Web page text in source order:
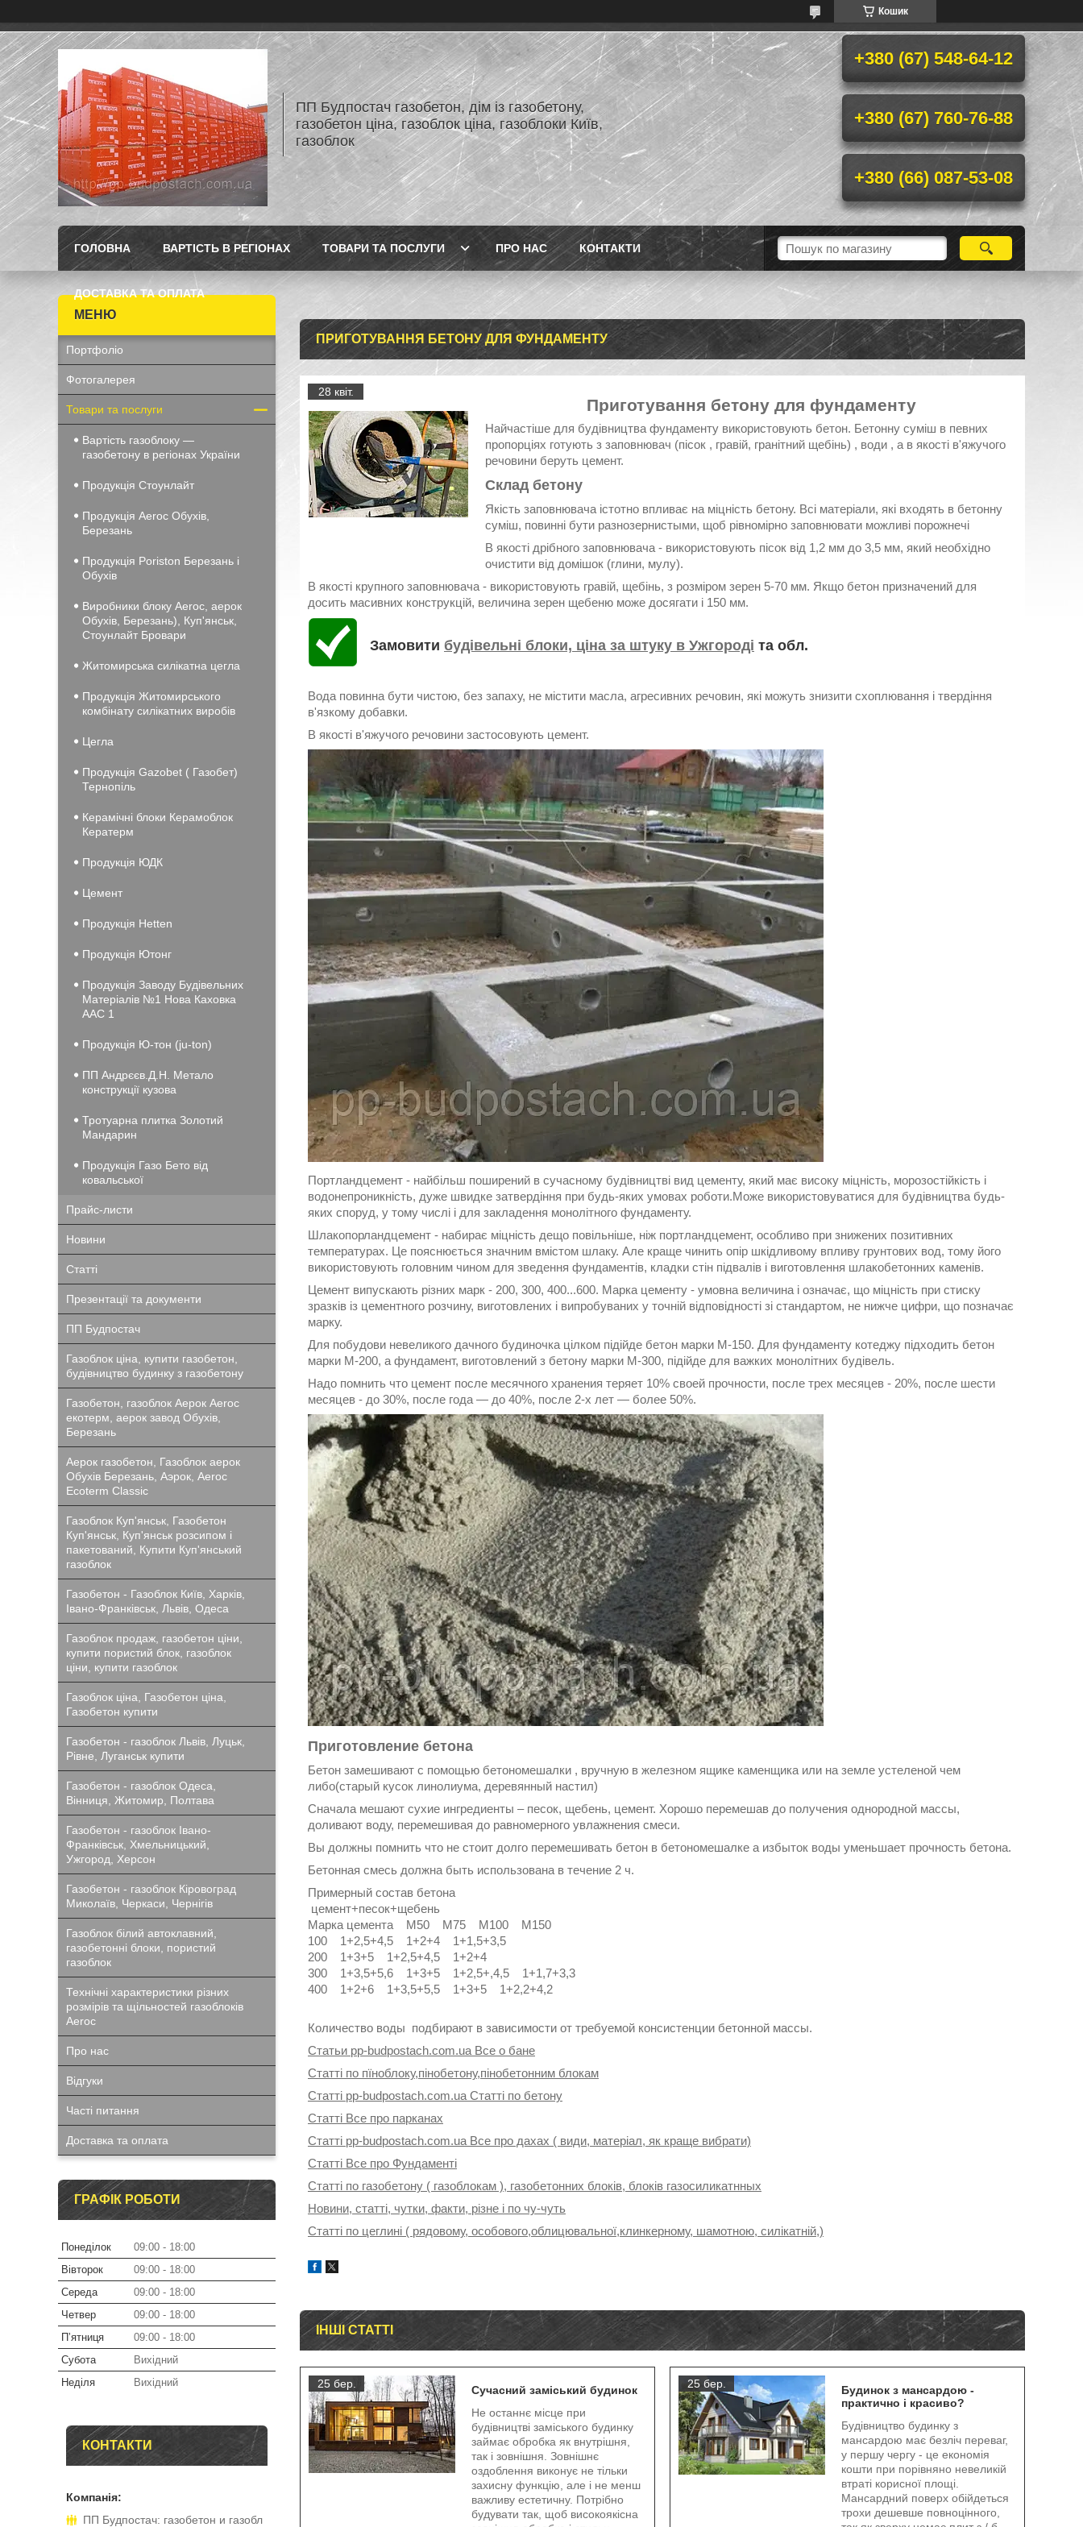
Кошик
ПП Будпостач газобетон, дім із газобетону,
газобетон ціна, газоблок ціна, газоблоки Київ,
газоблок
+380 (67) 548-64-12
+380 (67) 760-76-88
+380 (66) 087-53-08
ГОЛОВНА ВАРТІСТЬ В РЕГІОНАХ ТОВАРИ ТА ПОСЛУГИ ПРО НАС КОНТАКТИ
ДОСТАВКА ТА ОПЛАТА
ПРИГОТУВАННЯ БЕТОНУ ДЛЯ ФУНДАМЕНТУ
28 квіт.
Приготування бетону для фундаменту
Найчастіше для будівництва фундаменту використовують бетон. Бетонну суміш в певних
пропорціях готують з заповнювач (пісок , гравій, гранітний щебінь) , води , а в якості в'яжучого
речовини беруть цемент.
Склад бетону
Якість заповнювача істотно впливає на міцність бетону. Всі матеріали, які входять в бетонну
суміш, повинні бути разнозернистыми, щоб рівномірно заповнювати можливі порожнечі
В якості дрібного заповнювача - використовують пісок від 1,2 мм до 3,5 мм, який необхідно
очистити від домішок (глини, мулу).
В якості крупного заповнювача - використовують гравій, щебінь, з розміром зерен 5-70 мм. Якщо бетон призначений для
досить масивних конструкцій, величина зерен щебеню може досягати і 150 мм.
Замовити будівельні блоки, ціна за штуку в Ужгороді та обл.
Вода повинна бути чистою, без запаху, не містити масла, агресивних речовин, які можуть знизити схоплювання і твердіння
в'язкому добавки.
В якості в'яжучого речовини застосовують цемент.
Портландцемент - найбільш поширений в сучасному будівництві вид цементу, який має високу міцність, морозостійкість і
водонепроникність, дуже швидке затвердіння при будь-яких умовах роботи.Може використовуватися для будівництва будь-
яких споруд, у тому числі і для закладення монолітного фундаменту.
Шлакопорландцемент - набирає міцність дещо повільніше, ніж портландцемент, особливо при знижених позитивних
температурах. Це пояснюється значним вмістом шлаку. Але краще чинить опір шкідливому впливу грунтових вод, тому його
використовують головним чином для зведення фундаментів, кладки стін підвалів і виготовлення шлакобетонних каменів.
Цемент випускають різних марк - 200, 300, 400...600. Марка цементу - умовна величина і означає, що міцність при стиску
зразків із цементного розчину, виготовлених і випробуваних у точній відповідності зі стандартом, не нижче цифри, що позначає
марку.
Для побудови невеликого дачного будиночка цілком підійде бетон марки М-150. Для фундаменту котеджу підходить бетон
марки М-200, а фундамент, виготовлений з бетону марки М-300, підійде для важких монолітних будівель.
Надо помнить что цемент после месячного хранения теряет 10% своей прочности, после трех месяцев - 20%, после шести
месяцев - до 30%, после года — до 40%, после 2-х лет — более 50%.
Приготовление бетона
Бетон замешивают с помощью бетономешалки , вручную в железном ящике каменщика или на земле устеленой чем
либо(старый кусок линолиума, деревянный настил)
Сначала мешают сухие ингредиенты – песок, щебень, цемент. Хорошо перемешав до получения однородной массы,
доливают воду, перемешивая до равномерного увлажнения смеси.
Вы должны помнить что не стоит долго перемешивать бетон в бетономешалке а избыток воды уменьшает прочность бетона.
Бетонная смесь должна быть использована в течение 2 ч.
Примерный состав бетона
цемент+песок+щебень
Марка цемента M50 M75 M100 M150
100 1+2,5+4,5 1+2+4 1+1,5+3,5
200 1+3+5 1+2,5+4,5 1+2+4
300 1+3,5+5,6 1+3+5 1+2,5+,4,5 1+1,7+3,3
400 1+2+6 1+3,5+5,5 1+3+5 1+2,2+4,2
Количество воды подбирают в зависимости от требуемой консистенции бетонной массы.
Статьи pp-budpostach.com.ua Все о бане
Статті по пїноблоку,пінобетону,пінобетонним блокам
Статті pp-budpostach.com.ua Статті по бетону
Статті Все про парканах
Статті pp-budpostach.com.ua Все про дахах ( види, матеріал, як краще вибрати)
Статті Все про Фундаменті
Статті по газобетону ( газоблокам ), газобетонних блоків, блоків газосиликатнных
Новини, статті, чутки, факти, різне і по чу-чуть
Статті по цеглині ( рядовому, особового,облицювальної,клинкерному, шамотною, силікатній,)
ІНШІ СТАТТІ
25 бер.
Сучасний заміський будинок
Не останнє місце при
будівництві заміського будинку
займає обробка як внутрішня,
так і зовнішня. Зовнішнє
оздоблення виконує не тільки
захисну функцію, але і не менш
важливу естетичну. Потрібно
будувати так, щоб високоякісна
25 бер.
Будинок з мансардою -
практично і красиво?
Будівництво будинку з
мансардою має безліч переваг,
у першу чергу - це економія
кошти при порівняно невеликій
втраті корисної площі.
Мансардний поверх обійдеться
трохи дешевше повноцінного,
Портфоліо
Фотогалерея
Товари та послуги
Вартість газоблоку —
газобетону в регіонах України
Продукція Стоунлайт
Продукція Aeroc Обухів,
Березань
Продукція Poriston Березань і
Обухів
Виробники блоку Aeroc, аерок
Обухів, Березань), Куп'янськ,
Стоунлайт Бровари
Житомирська силікатна цегла
Продукція Житомирського
комбінату силікатних виробів
Цегла
Продукція Gazobet ( Газобет)
Тернопіль
Керамічні блоки Керамоблок
Кератерм
Продукція ЮДК
Цемент
Продукція Hеtten
Продукція Ютонг
Продукція Заводу Будівельних
Матеріалів №1 Нова Каховка
ААС 1
Продукція Ю-тон (ju-ton)
ПП Андрєєв.Д.Н. Метало
конструкції кузова
Тротуарна плитка Золотий
Мандарин
Продукція Газо Бето від
ковальської
Прайс-листи
Новини
Статті
Презентації та документи
ПП Будпостач
Газоблок ціна, купити газобетон,
будівництво будинку з газобетону
Газобетон, газоблок Аерок Aeroc
екотерм, аерок завод Обухів,
Березань
Аерок газобетон, Газоблок аерок
Обухів Березань, Аэрок, Aeroc
Ecoterm Classic
Газоблок Куп'янськ, Газобетон
Куп'янськ, Куп'янськ розсипом і
пакетований, Купити Куп'янський
газоблок
Газобетон - Газоблок Київ, Харків,
Івано-Франківськ, Львів, Одеса
Газоблок продаж, газобетон ціни,
купити пористий блок, газоблок
ціни, купити газоблок
Газоблок ціна, Газобетон ціна,
Газобетон купити
Газобетон - газоблок Львів, Луцьк,
Рівне, Луганськ купити
Газобетон - газоблок Одеса,
Вінниця, Житомир, Полтава
Газобетон - газоблок Івано-
Франківськ, Хмельницький,
Ужгород, Херсон
Газобетон - газоблок Кіровоград
Миколаїв, Черкаси, Чернігів
Газоблок білий автоклавний,
газобетонні блоки, пористий
газоблок
Технічні характеристики різних
розмірів та щільностей газоблоків
Aeroc
Про нас
Відгуки
Часті питання
Доставка та оплата
ГРАФІК РОБОТИ
Понеділок 09:00
18:00
Вівторок
09:00
18:00
Середа
09:00
18:00
Четвер
09:00
18:00
Пʼятниця
09:00
18:00
Субота
Вихідний
Неділя
Вихідний
КОНТАКТИ
ПП Будпостач: газобетон и газобл